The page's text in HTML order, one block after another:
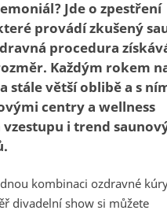
Jde o zpestření
provádí zkušený
procedura
Každým rokem
stále větší oblibě a s
centry a wellness
i trend
kombinaci ozdravné
divadelní show si můžete